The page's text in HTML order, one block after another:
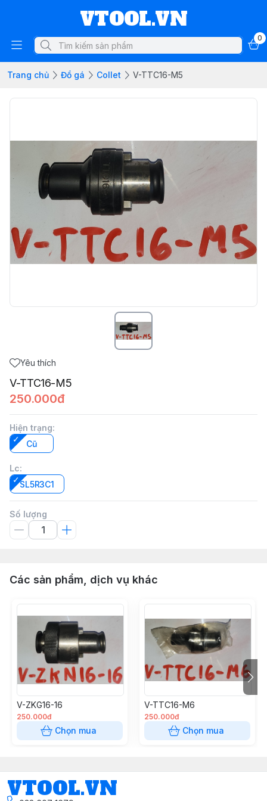
VTOOL.VN
0
Trang chủ Đồ gá Collet V-TTC16-M5
Yêu thích
V-TTC16-M5
250.000đ
Hiện trạng:
Cũ
Lc:
SL5R3C1
Số lượng
Các sản phẩm, dịch vụ khác
V-ZKG16-16
250.000đ
Chọn mua
V-TTC16-M6
250.000đ
Chọn mua
VTOOL.VN